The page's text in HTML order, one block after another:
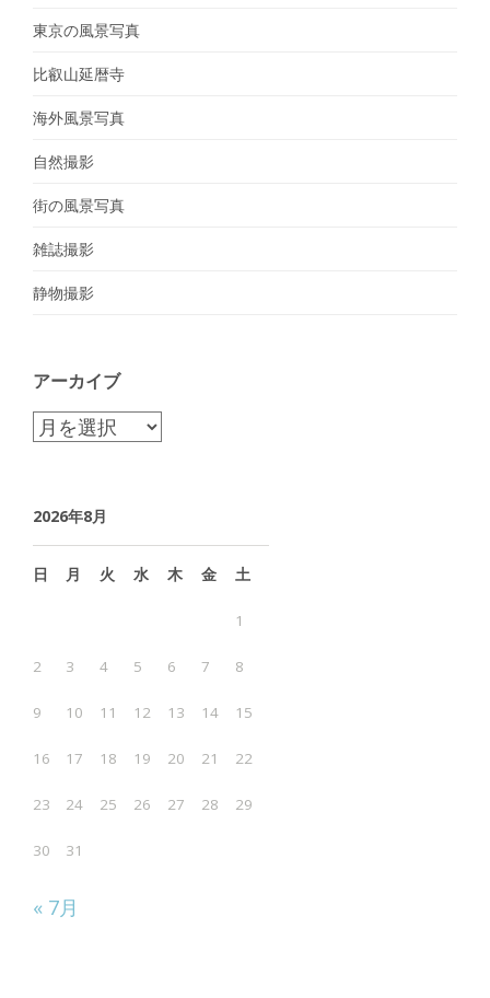
東京の風景写真
比叡山延暦寺
海外風景写真
自然撮影
街の風景写真
雑誌撮影
静物撮影
アーカイブ
ア
イ
ブ
2026年8月
日 月 火 水 木 金 土
1
2 3 4 5 6 7 8
9 10 11 12 13 14 15
16 17 18 19 20 21 22
23 24 25 26 27 28 29
30 31
« 7月